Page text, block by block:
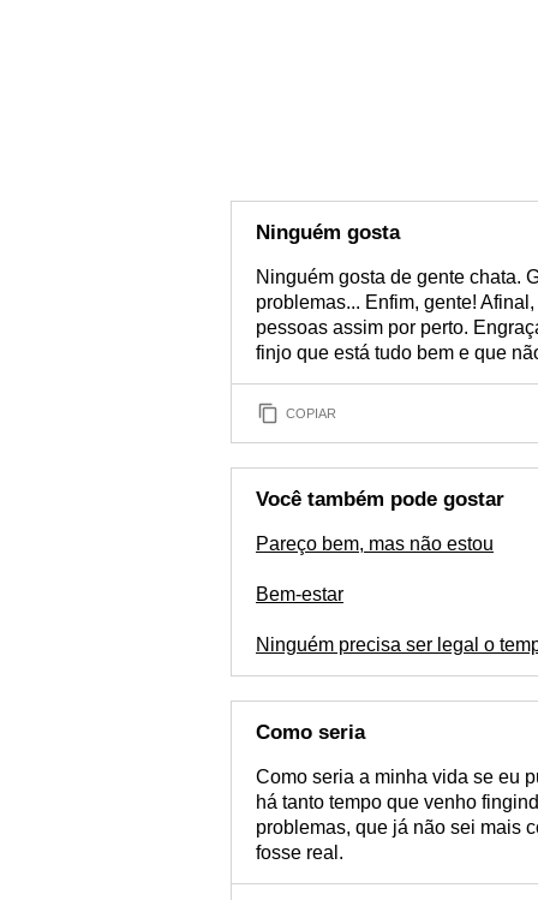
Ninguém gosta
Ninguém gosta de gente chata.
problemas... Enfim, gente!
pessoas assim por perto.
finjo que está tudo bem e que
COPIAR
Você também pode gostar
Pareço bem, mas não estou
Bem-estar
Ninguém precisa ser legal o
Como seria
Como seria a minha vida se eu
há tanto tempo que venho
problemas, que já não sei mais
fosse real.